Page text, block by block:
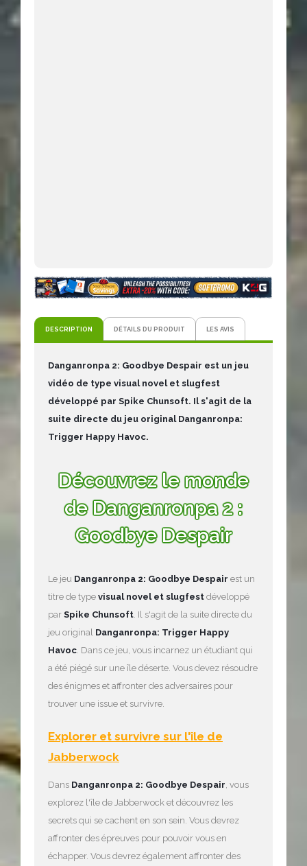
DESCRIPTION DÉTAILS DU PRODUIT LES AVIS
Danganronpa 2: Goodbye Despair est un jeu
vidéo de type visual novel et slugfest
développé par Spike Chunsoft. Il s'agit de la
suite directe du jeu original Danganronpa:
Trigger Happy Havoc.
Découvrez le monde
de Danganronpa 2 :
Goodbye Despair
Le jeu Danganronpa 2: Goodbye Despair est un
titre de type visual novel et slugfest développé
par Spike Chunsoft . Il s'agit de la suite directe du
jeu original Danganronpa: Trigger Happy
Havoc . Dans ce jeu, vous incarnez un étudiant qui
a été piégé sur une île déserte. Vous devez résoudre
des énigmes et affronter des adversaires pour
trouver une issue et survivre.
Explorer et survivre sur l'île de
Jabberwock
Dans Danganronpa 2: Goodbye Despair, vous
explorez l'île de Jabberwock et découvrez les
secrets qui se cachent en son sein. Vous devrez
affronter des épreuves pour pouvoir vous en
échapper. Vous devrez également affronter des